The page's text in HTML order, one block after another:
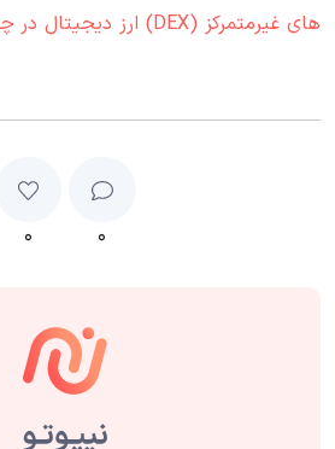
های غیرمتمرکز (DEX) ارز دیجیتال در چیست؟
۰ ۰